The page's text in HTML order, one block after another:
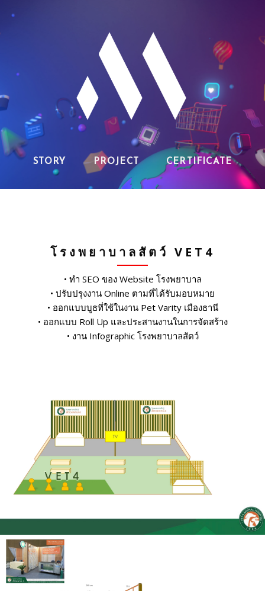
STORY PROJECT CERTIFICATE
โรงพยาบาลสัตว์ VET4
• ทำ SEO ของ Website โรงพยาบาล
• ปรับปรุงงาน Online ตามที่ได้รับมอบหมาย
• ออกแบบบูธที่ใช้ในงาน Pet Varity เมืองธานี
• ออกแบบ Roll Up และประสานงานในการจัดสร้าง
• งาน Infographic โรงพยาบาลสัตว์